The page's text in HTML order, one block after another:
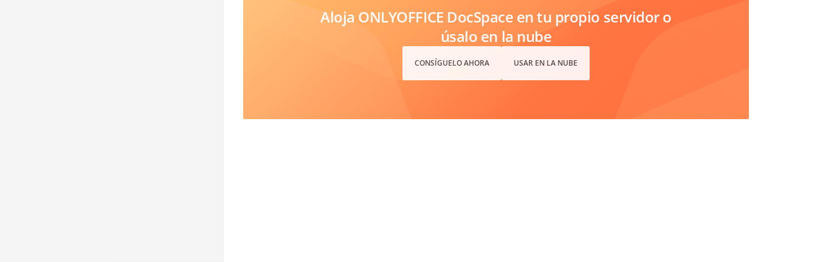
Aloja ONLYOFFICE DocSpace en tu propio servidor o
úsalo en la nube
CONSÍGUELO AHORA USAR EN LA NUBE